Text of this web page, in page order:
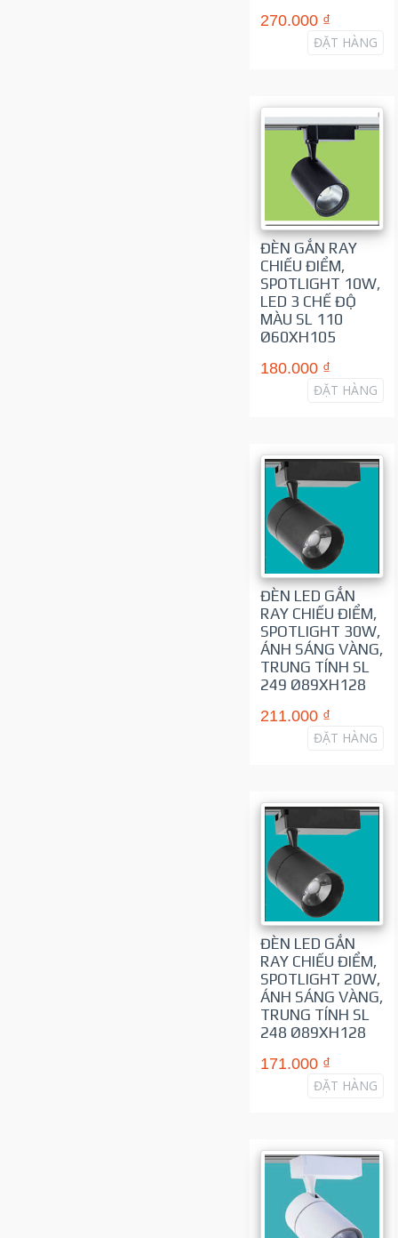
270.000 ₫
ĐẶT HÀNG
ĐÈN GẮN RAY
CHIẾU ĐIỂM,
SPOTLIGHT 10W,
LED 3 CHẾ ĐỘ
MÀU SL 110
Ø60XH105
180.000 ₫
ĐẶT HÀNG
ĐÈN LED GẮN
RAY CHIẾU ĐIỂM,
SPOTLIGHT 30W,
ÁNH SÁNG VÀNG,
TRUNG TÍNH SL
249 Ø89XH128
211.000 ₫
ĐẶT HÀNG
ĐÈN LED GẮN
RAY CHIẾU ĐIỂM,
SPOTLIGHT 20W,
ÁNH SÁNG VÀNG,
TRUNG TÍNH SL
248 Ø89XH128
171.000 ₫
ĐẶT HÀNG